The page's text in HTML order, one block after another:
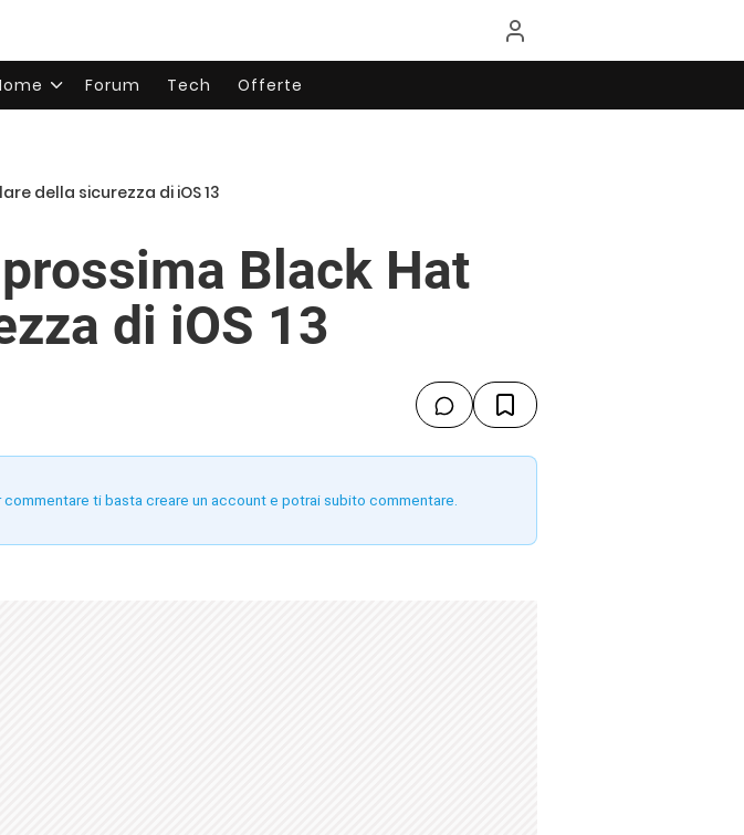
Forum Tech Offerte
della sicurezza di iOS 13
Black Hat
di iOS 13
ti basta creare un account e potrai subito commentare.